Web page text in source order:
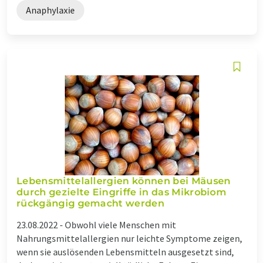
Anaphylaxie
Lebensmittelallergien können bei Mäusen
durch gezielte Eingriffe in das Mikrobiom
rückgängig gemacht werden
23.08.2022 - Obwohl viele Menschen mit
Nahrungsmittelallergien nur leichte Symptome zeigen,
wenn sie auslösenden Lebensmitteln ausgesetzt sind,